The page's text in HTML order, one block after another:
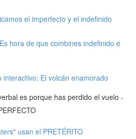
el imperfecto y el indefinido
hora de que combines indefinido e
interactivo: El volcán enamorado
es porque has perdido el vuelo -
usan el PRETÉRITO